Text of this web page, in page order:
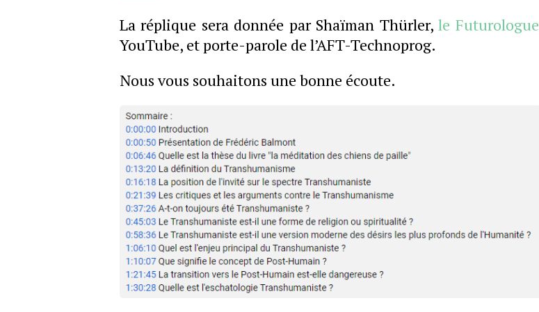
La réplique sera donnée par Shaïman Thürler,le Futurologue
YouTube, et porte-parole de l’AFT-Technoprog.
Nous vous souhaitons une bonne écoute.